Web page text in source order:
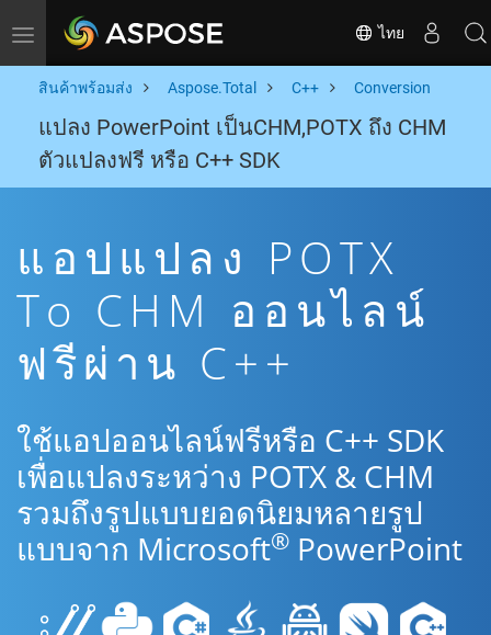
Toggle navigation ไทย
สินค้าพร้อมส่ง Aspose.Total C++ Conversion
แปลง PowerPoint เป็นCHM,POTX ถึง CHM
ตัวแปลงฟรี หรือ C++ SDK
แอปแปลง POTX
To CHM ออนไลน์
ฟรีผ่าน C++
ใช้แอปออนไลน์ฟรีหรือ C++ SDK
เพื่อแปลงระหว่าง POTX & CHM
รวมถึงรูปแบบยอดนิยมหลายรูป
แบบจาก Microsoft® PowerPoint